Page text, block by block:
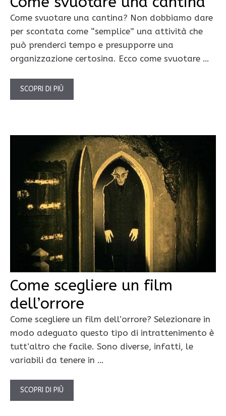
Come svuotare una cantina? Non dobbiamo dare
per scontata come “semplice” una attività che
può prenderci tempo e presupporre una
organizzazione certosina. Ecco come svuotare …
SCOPRI DI PIÙ
Come scegliere un film
dell’orrore
Come scegliere un film dell’orrore? Selezionare in
modo adeguato questo tipo di intrattenimento è
tutt’altro che facile. Sono diverse, infatti, le
variabili da tenere in …
SCOPRI DI PIÙ